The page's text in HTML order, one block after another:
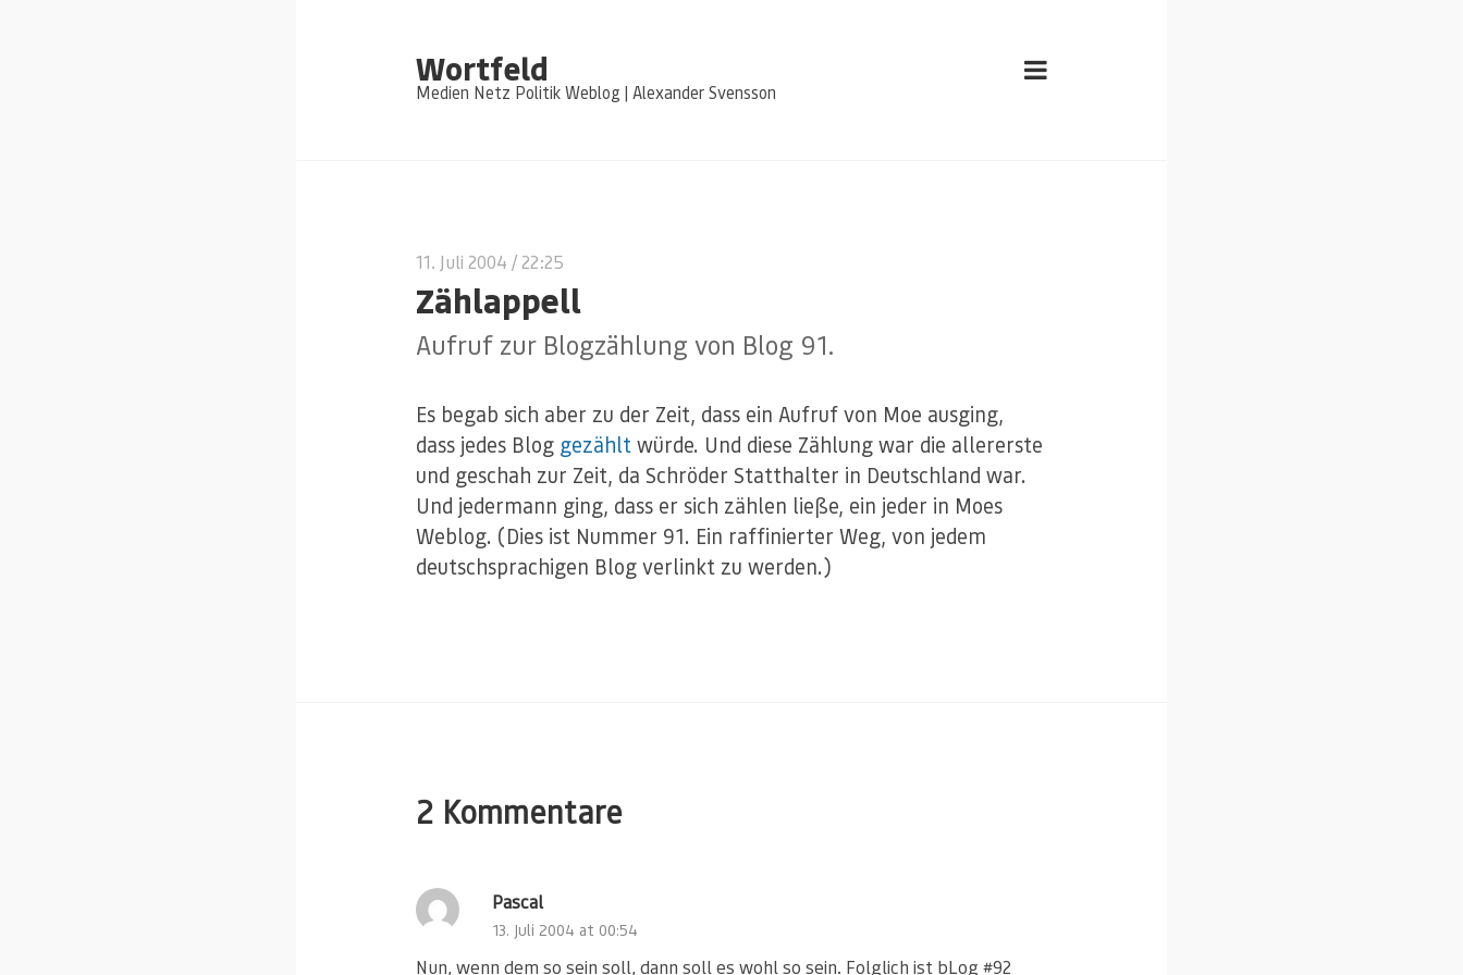
Wortfeld
Medien Netz Politik Weblog | Alexander Svensson
11. Juli 2004 / 22:25
Zählappell
Aufruf zur Blogzählung von Blog 91.
Es begab sich aber zu der Zeit, dass ein Aufruf von Moe ausging,
dass jedes Blog gezählt würde. Und diese Zählung war die allererste
und geschah zur Zeit, da Schröder Statthalter in Deutschland war.
Und jedermann ging, dass er sich zählen ließe, ein jeder in Moes
Weblog. (Dies ist Nummer 91. Ein raffinierter Weg, von jedem
deutschsprachigen Blog verlinkt zu werden.)
2 Kommentare
Pascal
13. Juli 2004 at 00:54
Nun, wenn dem so sein soll, dann soll es wohl so sein. Folglich ist bLog #92